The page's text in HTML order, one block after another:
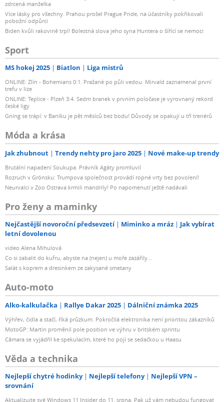
zdrcená manželka
Více lásky pro všechny. Prahou prošel Prague Pride, na účastníky pokřikovali
pobožní odpůrci
Biden kvůli rakovině trpí! Bolestná slova jeho syna Huntera o šířící se nemoci
Sport
MS hokej 2025 Biatlon Liga mistrů
ONLINE: Zlín - Bohemians 0:1. Pražané po půli vedou. Mirvald zaznamenal první
trefu v lize
ONLINE: Teplice - Plzeň 3:4. Sedm branek v prvním poločase je vyrovnaný rekord
české ligy
Gning se trápí: v Baníku je pět měsíců bez bodu! Důvody se opakují u tří trenérů
Móda a krása
Jak zhubnout Trendy nehty pro jaro 2025 Nové make-up trendy
Brutální napadení Soukupa. Právník Agáty promluvil
Rozruch v Grónsku: Trumpova společnost provádí ropné vrty bez povolení!
Neurvalci v Zoo Ostrava krmili mandrily! Po napomenutí ještě nadávali
Pro ženy a maminky
Nejčastější novoroční předsevzetí Miminko a mráz
Jak vybírat
letní dovolenou
video Alena Mihulová
Co si zabalit do kufru, abyste na (nejen) u moře zazářily...
Salát s koprem a dresinkem ze zakysané smetany
Auto-moto
Alko-kalkulačka Rallye Dakar 2025 Dálniční známka 2025
Výhřev, čidla a stačí, říká průzkum. Pokročilá elektronika není prioritou zákazníků
MotoGP: Martin proměnil pole position ve výhru v britském sprintu
Câmara se vyjádřil ke spekulacím, které ho pojí se sedačkou u Haasu
Věda a technika
Nejlepší chytré hodinky Nejlepší telefony
Nejlepší VPN –
srovnání
Aktualizujte své Windows 11 Insider do 11. srpna. Pak už vám nebudou fungovat